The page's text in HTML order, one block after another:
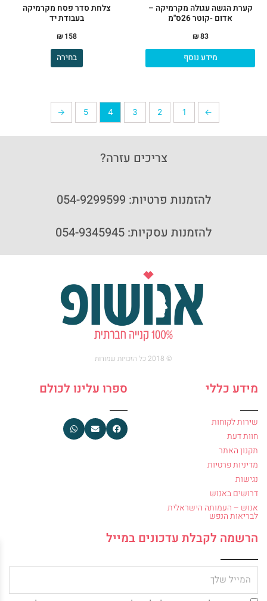
קערת הגשה עגולה מקרמיקה –
אדום -קוטר 26ס"מ
₪83
מידע נוסף
צלחת סדר פסח מקרמיקה
בעבודת יד
₪ 158
בחירה
המוצר
→
1
2
3
4
5
←
צריכים עזרה?
להזמנות פרטיות: 054-9299599
להזמנות עסקיות: 054-9345945
© 2018 כל הזכויות שמורות
מידע כללי
שירות לקוחות
חוות דעת
תקנון האתר
מדיניות פרטיות
נגישות
דרושים באנוש
אנוש – העמותה הישראלית
לבריאות הנפש
ספרו עלינו לכולם
הרשמה לקבלת עדכונים במייל